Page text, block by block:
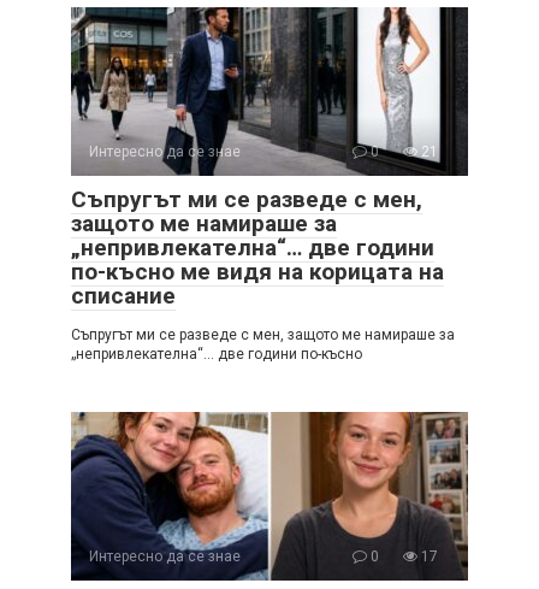
Интересно да се знае 0 21
Съпругът ми се разведе с мен,
защото ме намираше за
„непривлекателна“… две години
по-късно ме видя на корицата на
списание
Съпругът ми се разведе с мен, защото ме намираше за
„непривлекателна“… две години по-късно
Интересно да се знае 0 17